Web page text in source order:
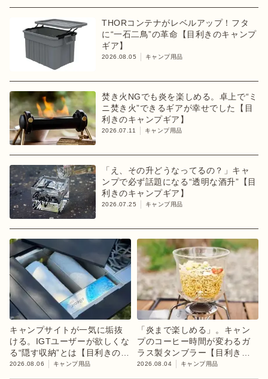
THORコンテナがレベルアップ！フタ
に“一石二鳥”の革命【目利きのキャンプ
ギア】
2026.08.05 キャンプ用品
焚き火NGでも炎を楽しめる。卓上で“ミ
ニ焚き火”できるギアが幸せでした【目
利きのキャンプギア】
2026.07.11 キャンプ用品
「え、その升どうなってるの？」キャ
ンプで必ず話題になる“透明な酒升”【目
利きのキャンプギア】
2026.07.25 キャンプ用品
キャンプサイトが一気に垢抜
ける。IGTユーザーが欲しくな
る“隠す収納”とは【目利きのキ
ャンプギア】
2026.08.06 キャンプ用品
「炎まで楽しめる」。キャン
プのコーヒー時間が変わるガ
ラス製タンブラー【目利きの
キャンプギア】
2026.08.04 キャンプ用品